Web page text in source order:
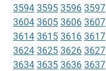
3594 3595 3596 3597
3604 3605 3606 3607
3614 3615 3616 3617
3624 3625 3626 3627
3634 3635 3636 3637